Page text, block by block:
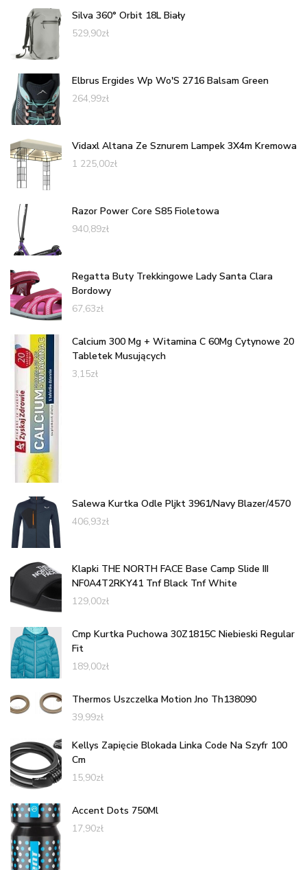
Silva 360° Orbit 18L Biały
529,90zł
Elbrus Ergides Wp Wo'S 2716 Balsam Green
264,99zł
Vidaxl Altana Ze Sznurem Lampek 3X4m Kremowa
1 225,00zł
Razor Power Core S85 Fioletowa
940,89zł
Regatta Buty Trekkingowe Lady Santa Clara
Bordowy
67,63zł
Calcium 300 Mg + Witamina C 60Mg Cytynowe 20
Tabletek Musujących
3,15zł
Salewa Kurtka Odle Pljkt 3961/Navy Blazer/4570
406,93zł
Klapki THE NORTH FACE Base Camp Slide III
NF0A4T2RKY41 Tnf Black Tnf White
129,00zł
Cmp Kurtka Puchowa 30Z1815C Niebieski Regular
Fit
189,00zł
Thermos Uszczelka Motion Jno Th138090
39,99zł
Kellys Zapięcie Blokada Linka Code Na Szyfr 100
Cm
15,90zł
Accent Dots 750Ml
17,90zł